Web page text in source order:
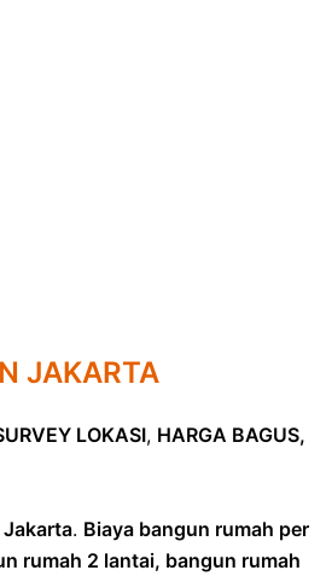
JAKARTA
LOKASI, HARGA BAGUS,
Jakarta. Biaya bangun rumah per
rumah 2 lantai, bangun rumah